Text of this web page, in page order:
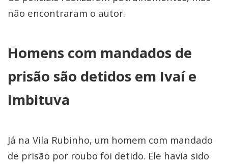
não encontraram o autor.
Homens com mandados de
prisão são detidos em Ivaí e
Imbituva
Já na Vila Rubinho, um homem com mandado
de prisão por roubo foi detido. Ele havia sido